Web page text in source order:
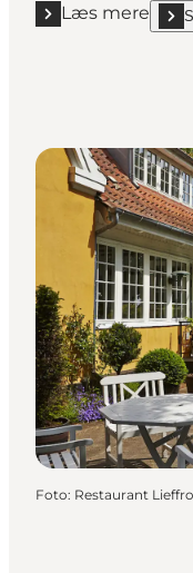
Læs mere
Læs mere
Foto: Restaurant